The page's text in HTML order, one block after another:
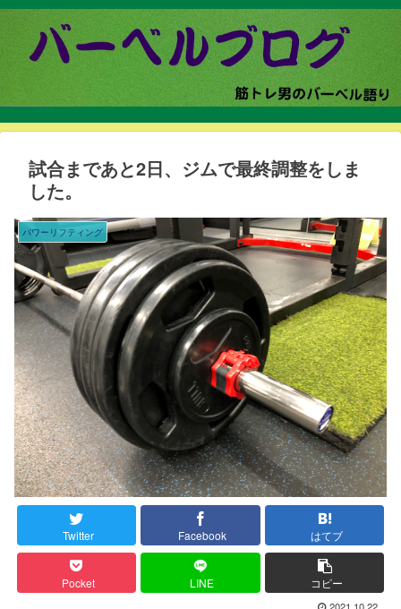
試合まであと2日、ジムで最終調整をしま
した。
パワーリフティング
Twitter Facebook はてブ
Pocket LINE コピー